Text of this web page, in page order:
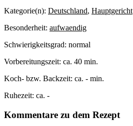
Kategorie(n): Deutschland, Hauptgericht
Besonderheit: aufwaendig
Schwierigkeitsgrad: normal
Vorbereitungszeit: ca. 40 min.
Koch- bzw. Backzeit: ca. - min.
Ruhezeit: ca. -
Kommentare zu dem Rezept